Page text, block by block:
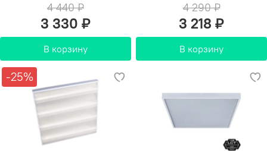
4 440 ₽
3 330 ₽
В корзину
4 290 ₽
3 218 ₽
В корзину
-25%